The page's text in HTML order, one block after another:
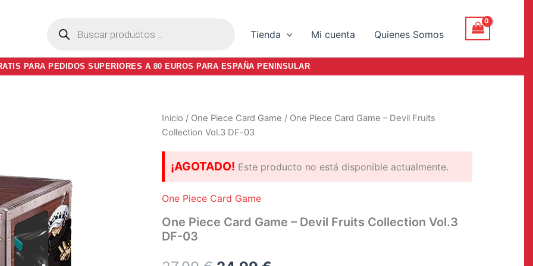
Tienda Mi cuenta Quienes Somos
PARA PEDIDOS SUPERIORES A 80 EUROS PARA ESPAÑA PENINSULAR
Inicio / One Piece Card Game / One Piece Card Game – Devil Fruits
Collection Vol.3 DF-03
¡AGOTADO! Este producto no está disponible actualmente.
One Piece Card Game
One Piece Card Game – Devil Fruits Collection Vol.3
DF-03